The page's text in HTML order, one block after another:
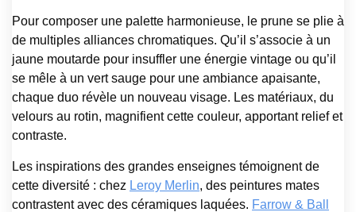
Pour composer une palette harmonieuse, le prune se plie à
de multiples alliances chromatiques. Qu’il s’associe à un
jaune moutarde pour insuffler une énergie vintage ou qu’il
se mêle à un vert sauge pour une ambiance apaisante,
chaque duo révèle un nouveau visage. Les matériaux, du
velours au rotin, magnifient cette couleur, apportant relief et
contraste.
Les inspirations des grandes enseignes témoignent de
cette diversité : chez Leroy Merlin, des peintures mates
contrastent avec des céramiques laquées. Farrow & Ball